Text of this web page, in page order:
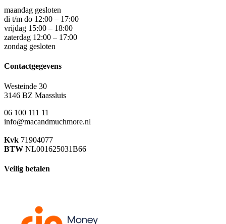
maandag gesloten
di t/m do 12:00 – 17:00
vrijdag 15:00 – 18:00
zaterdag 12:00 – 17:00
zondag gesloten
Contactgegevens
Westeinde 30
3146 BZ Maassluis
06 100 111 11
info@macandmuchmore.nl
Kvk 71904077
BTW NL001625031B66
Veilig betalen